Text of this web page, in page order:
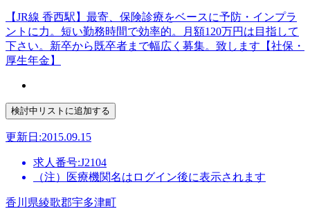
【JR線 香西駅】最寄、保険診療をベースに予防・インプラ
ントに力。短い勤務時間で効率的。月額120万円は目指して
下さい。新卒から既卒者まで幅広く募集。致します【社保・
厚生年金】
更新日:2015.09.15
求人番号:J2104
（注）医療機関名はログイン後に表示されます
香川県綾歌郡宇多津町